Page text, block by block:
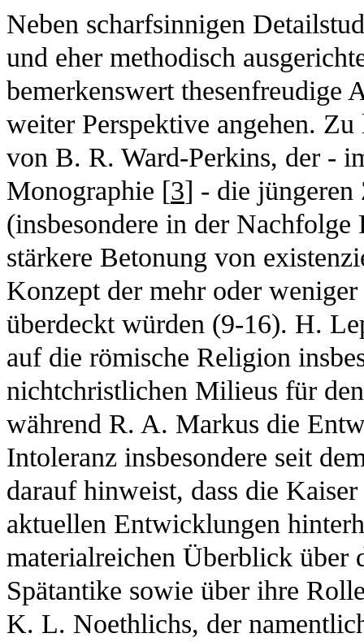
Neben scharfsinnigen
und eher methodisch
bemerkenswert thesenfreudige
weiter Perspektive angehen.
von B. R. Ward-Perkins, der -
Monographie [3] - die jüngeren
(insbesondere in der
stärkere Betonung von
Konzept der mehr oder
überdeckt würden (9-16). H.
auf die römische Religion
nichtchristlichen Milieus für
während R. A. Markus die
Intoleranz insbesondere seit
darauf hinweist, dass die
aktuellen Entwicklungen
materialreichen Überblick über
Spätantike sowie über ihre
K. L. Noethlichs, der